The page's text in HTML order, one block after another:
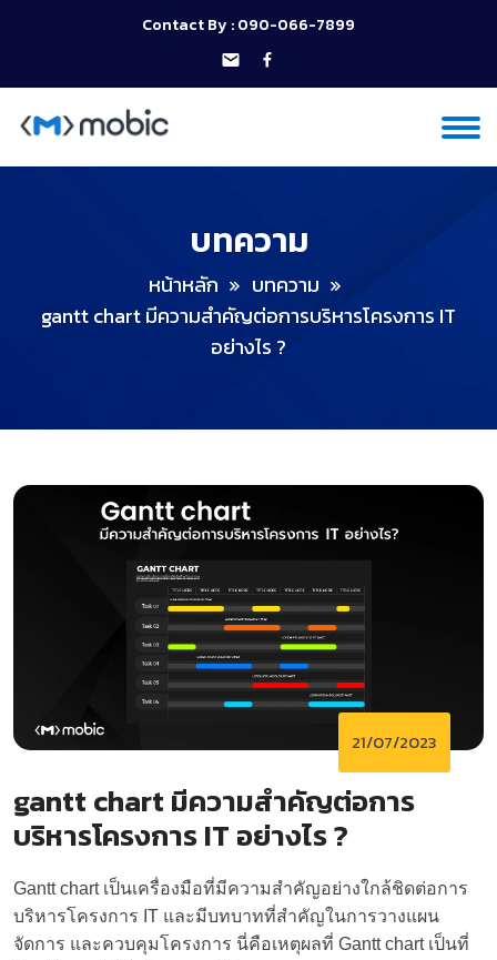
Contact By :090-066-7899
บทความ
หน้าหลัก
บทความ
gantt chart มีความสำคัญต่อการบริหารโครงการ IT
อย่างไร ?
21/07/2023
gantt chart มีความสำคัญต่อการ
บริหารโครงการ IT อย่างไร ?
Gantt chart เป็นเครื่องมือที่มีความสำคัญอย่างใกล้ชิดต่อการ
บริหารโครงการ IT และมีบทบาทที่สำคัญในการวางแผน
จัดการ และควบคุมโครงการ นี่คือเหตุผลที่ Gantt chart เป็นที่